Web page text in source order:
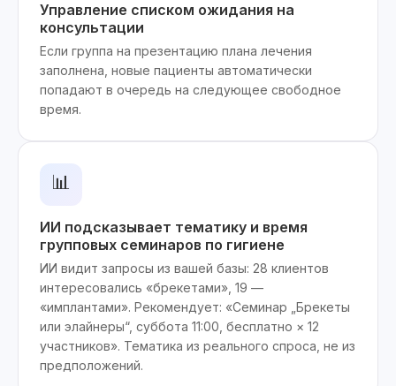
Управление списком ожидания на
консультации
Если группа на презентацию плана лечения
заполнена, новые пациенты автоматически
попадают в очередь на следующее свободное
время.
📊
ИИ подсказывает тематику и время
групповых семинаров по гигиене
ИИ видит запросы из вашей базы: 28 клиентов
интересовались «брекетами», 19 —
«имплантами». Рекомендует: «Семинар „Брекеты
или элайнеры“, суббота 11:00, бесплатно × 12
участников». Тематика из реального спроса, не из
предположений.